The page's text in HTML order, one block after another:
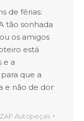
de férias:
tão sonhada
os amigos
está
e a
que a
e não de dor
ZAP Autopeças